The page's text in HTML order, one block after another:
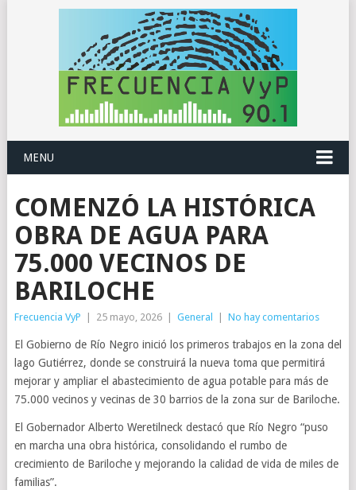
MENU
COMENZÓ LA HISTÓRICA
OBRA DE AGUA PARA
75.000 VECINOS DE
BARILOCHE
Frecuencia VyP 25 mayo, 2026 General No hay comentarios
El Gobierno de Río Negro inició los primeros trabajos en la zona del
lago Gutiérrez, donde se construirá la nueva toma que permitirá
mejorar y ampliar el abastecimiento de agua potable para más de
75.000 vecinos y vecinas de 30 barrios de la zona sur de Bariloche.
El Gobernador Alberto Weretilneck destacó que Río Negro “puso
en marcha una obra histórica, consolidando el rumbo de
crecimiento de Bariloche y mejorando la calidad de vida de miles de
familias”.